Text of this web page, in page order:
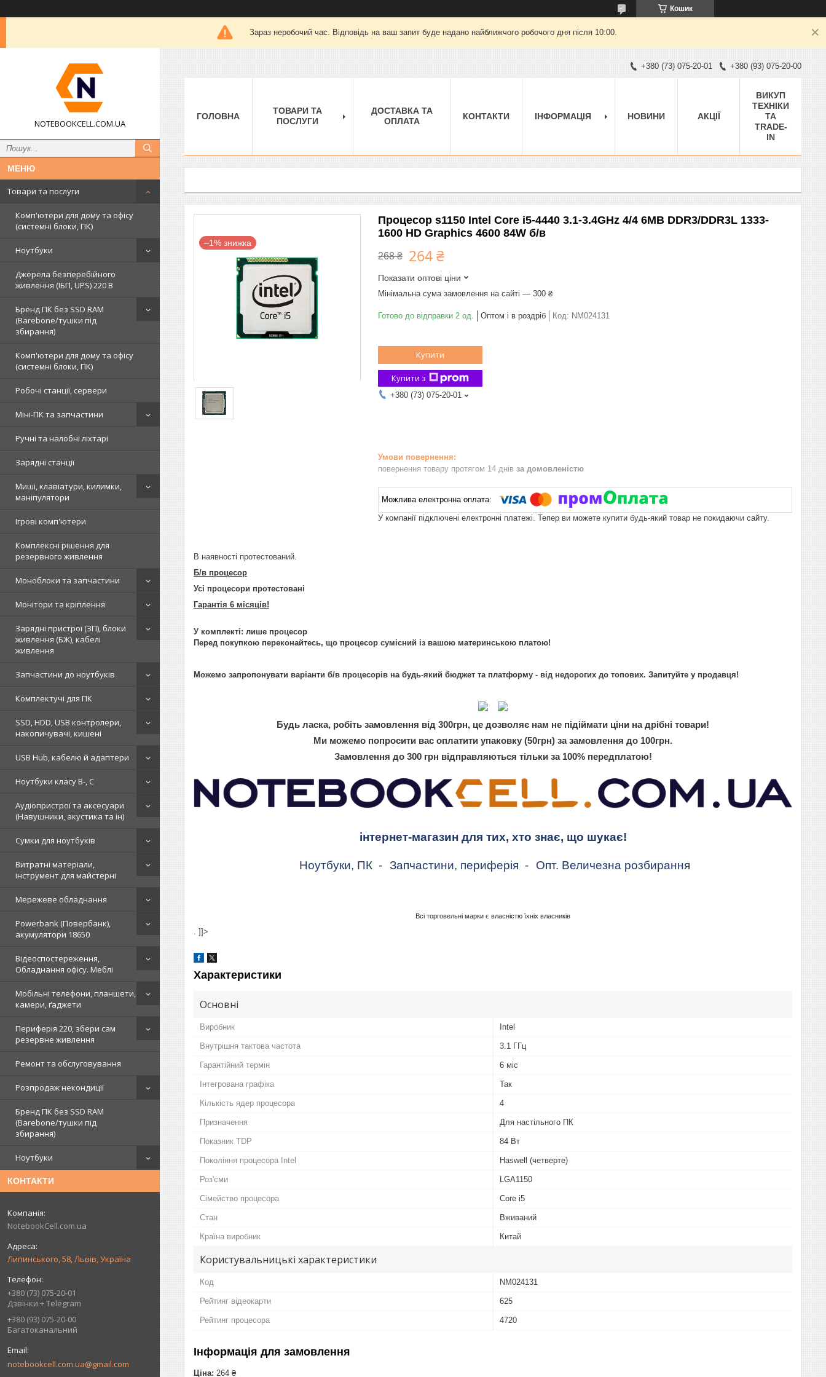
Кошик
Зараз неробочий час. Відповідь на ваш запит буде надано найближчого робочого дня після 10:00.
NOTEBOOKCELL.COM.UA
Товари та послуги
Комп'ютери для дому та офісу
(системні блоки, ПК)
Ноутбуки
Джерела безперебійного
живлення (ІБП, UPS) 220 В
Бренд ПК без SSD RAM
(Barebone/тушки під
збирання)
Комп'ютери для дому та офісу
(системні блоки, ПК)
Робочі станції, сервери
Міні-ПК та запчастини
Ручні та налобні ліхтарі
Зарядні станції
Миші, клавіатури, килимки,
маніпулятори
Ігрові комп'ютери
Комплексні рішення для
резервного живлення
Моноблоки та запчастини
Монітори та кріплення
Зарядні пристрої (ЗП), блоки
живлення (БЖ), кабелі
живлення
Запчастини до ноутбуків
Комплектучі для ПК
SSD, HDD, USB контролери,
накопичувачі, кишені
USB Hub, кабелю й адаптери
Ноутбуки класу B-, C
Аудіопристрої та аксесуари
(Навушники, акустика та ін)
Сумки для ноутбуків
Витратні матеріали,
інструмент для майстерні
Мережеве обладнання
Powerbank (Повербанк),
акумулятори 18650
Відеоспостереження,
Обладнання офісу. Меблі
Мобільні телефони, планшети,
камери, ґаджети
Периферія 220, збери сам
резервне живлення
Ремонт та обслуговування
Розпродаж некондиції
Бренд ПК без SSD RAM
(Barebone/тушки під
збирання)
Ноутбуки
КОНТАКТИ
NotebookCell.com.ua
Липинського, 58, Львів, Україна
+380 (73) 075-20-01
Дзвінки + Telegram
+380 (93) 075-20-00
Багатоканальний
notebookcell.com.ua@gmail.com
+380 (73) 075-20-01 +380 (93) 075-20-00
ГОЛОВНА
ТОВАРИ ТА
ПОСЛУГИ
ДОСТАВКА ТА
ОПЛАТА
КОНТАКТИ ІНФОРМАЦІЯ НОВИНИ АКЦІЇ
ВИКУП
ТЕХНІКИ
ТА
TRADE-
IN
–1%
Процесор s1150 Intel Core i5-4440 3.1-3.4GHz 4/4 6MB DDR3/DDR3L 1333-
1600 HD Graphics 4600 84W б/в
268 ₴ 264 ₴
Показати оптові ціни
Мінімальна сума замовлення на сайті — 300 ₴
Готово до відправки 2 од. Оптом і в роздріб Код: NM024131
Купити
Купити з
+380 (73) 075-20-01
повернення товару протягом 14 днів за домовленістю
У компанії підключені електронні платежі. Тепер ви можете купити будь-який товар не покидаючи сайту.
В наявності протестований.
Б/в процесор
Усі процесори протестовані
Гарантія 6 місяців!
У комплекті: лише процесор
Перед покупкою переконайтесь, що процесор сумісний із вашою материнською платою!
Можемо запропонувати варіанти б/в процесорів на будь-який бюджет та платформу - від недорогих до топових. Запитуйте у продавця!
Будь ласка, робіть замовлення від 300грн, це дозволяє нам не підіймати ціни на дрібні товари!
Ми можемо попросити вас оплатити упаковку (50грн) за замовлення до 100грн.
Замовлення до 300 грн відправляються тільки за 100% передплатою!
інтернет-магазин для тих, хто знає, що шукає!
Ноутбуки, ПК - Запчастини, периферія - Опт. Величезна розбирання
Всі торговельні марки є власністю їхніх власників
. ]]>
Характеристики
Основні
Виробник Intel
Внутрішня тактова частота 3.1 ГГц
Гарантійний термін 6 міс
Інтегрована графіка Так
Кількість ядер процесора 4
Призначення Для настільного ПК
Показник TDP 84 Вт
Покоління процесора Intel Haswell (четверте)
Роз'єми LGA1150
Сімейство процесора Core i5
Стан Вживаний
Країна виробник Китай
Користувальницькі характеристики
Код NM024131
Рейтинг відеокарти 625
Рейтинг процесора 4720
Інформація для замовлення
Ціна: 264 ₴